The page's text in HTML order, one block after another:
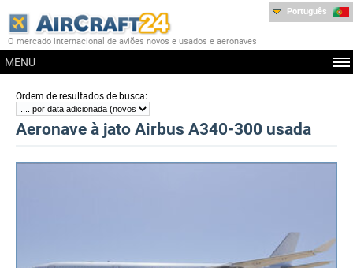
O mercado internacional de aviões novos e usados e aeronaves
MENU
Português
Ordem de resultados de busca:
Aeronave à jato Airbus A340-300 usada